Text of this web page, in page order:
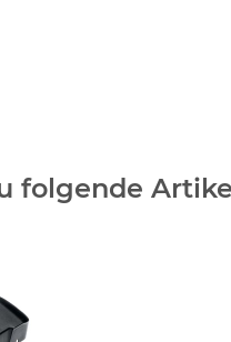
folgende